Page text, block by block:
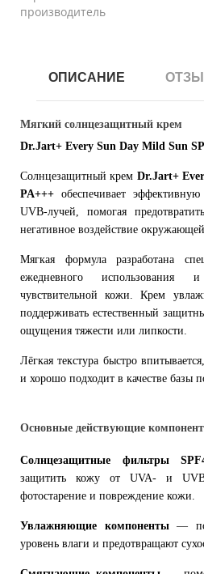
производитель
ОПИСАНИЕ
Мягкий солнцезащитный крем
Dr.Jart+ Every Sun Day Mild Sun
Солнцезащитный крем Dr.Jart+
PA+++ обеспечивает
UVB-лучей, помогая
негативное воздействие
Мягкая формула разработана
ежедневного
чувствительной кожи. Крем
поддерживать естественный
ощущения тяжести или липкости.
Лёгкая текстура быстро
и хорошо подходит в качестве базы
Основные действующие
Солнцезащитные фильтры
защитить кожу от UVA- и UVB-
фотостарение и повреждение кожи.
Увлажняющие компоненты—
уровень влаги и предотвращают